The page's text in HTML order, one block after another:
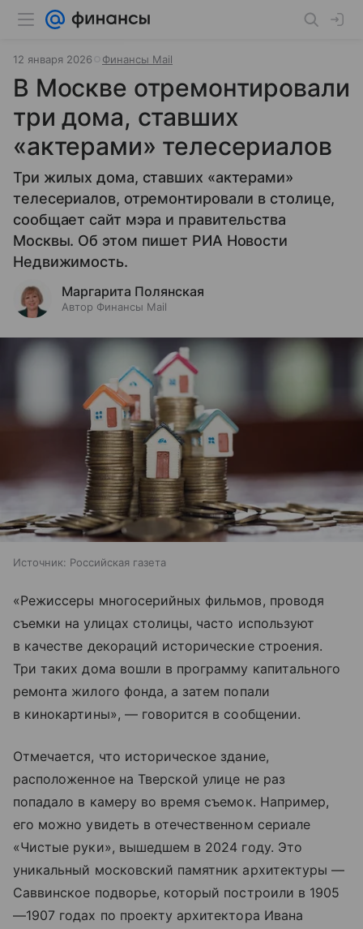
12 января 2026 Финансы Mail
В Москве отремонтировали
три дома, ставших
«актерами» телесериалов
Три жилых дома, ставших «актерами»
телесериалов, отремонтировали в столице,
сообщает сайт мэра и правительства
Москвы. Об этом пишет РИА Новости
Недвижимость.
Маргарита Полянская
Автор Финансы Mail
Источник: Российская газета
«Режиссеры многосерийных фильмов, проводя
съемки на улицах столицы, часто используют
в качестве декораций исторические строения.
Три таких дома вошли в программу капитального
ремонта жилого фонда, а затем попали
в кинокартины», — говорится в сообщении.
Отмечается, что историческое здание,
расположенное на Тверской улице не раз
попадало в камеру во время съемок. Например,
его можно увидеть в отечественном сериале
«Чистые руки», вышедшем в 2024 году. Это
уникальный московский памятник архитектуры —
Саввинское подворье, который построили в 1905
—1907 годах по проекту архитектора Ивана